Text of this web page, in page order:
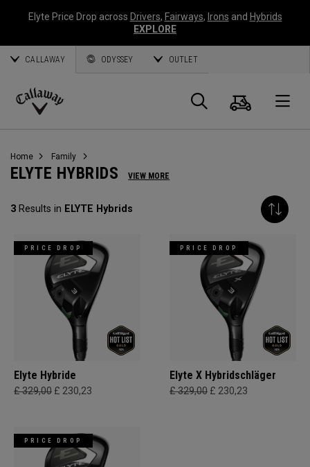
Elyte Price Drop across Drivers, Fairways, Irons and Hybrids
EXPLORE
CALLAWAY ODYSSEY OUTLET
Callaway
Suche
Home Family
ELYTE HYBRIDS VIEW MORE
3 Results in ELYTE Hybrids
PRICE DROP
Elyte Hybride
£ 329,00 £ 230,23
PRICE DROP
Elyte X Hybridschläger
£ 329,00 £ 230,23
PRICE DROP